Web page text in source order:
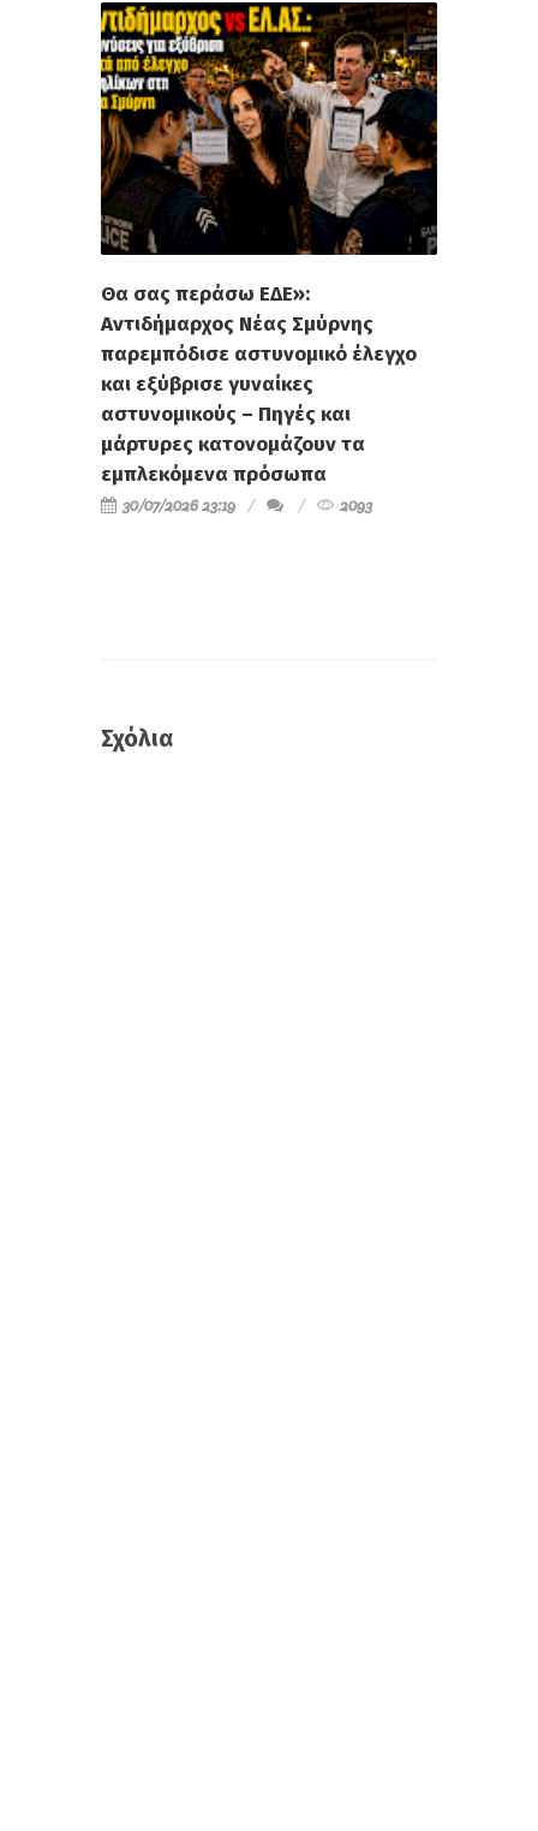
Θα σας περάσω ΕΔΕ»:
Αντιδήμαρχος Νέας Σμύρνης
παρεμπόδισε αστυνομικό έλεγχο
και εξύβρισε γυναίκες
αστυνομικούς – Πηγές και
μάρτυρες κατονομάζουν τα
εμπλεκόμενα πρόσωπα
30/07/2026 23:19 2093
Σχόλια